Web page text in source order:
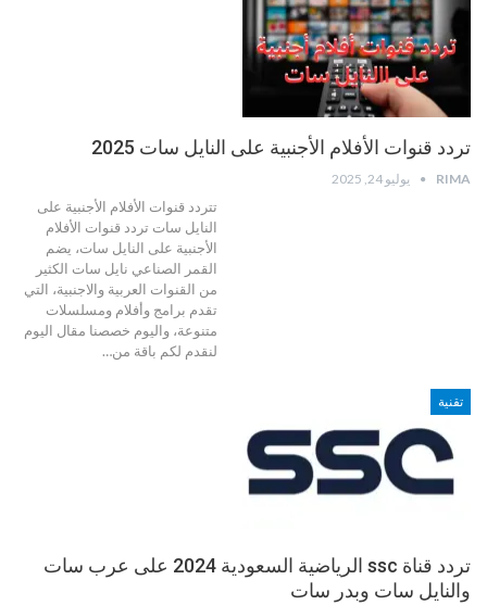
تردد قنوات الأفلام الأجنبية على النايل سات 2025
RIMA يوليو 24, 2025
تتردد قنوات الأفلام الأجنبية على
النايل سات تردد قنوات الأفلام
الأجنبية على النايل سات، يضم
القمر الصناعي نايل سات الكثير
من القنوات العربية والاجنبية، التي
تقدم برامج وأفلام ومسلسلات
متنوعة، واليوم خصصنا مقال اليوم
لنقدم لكم باقة من…
تقنية
تردد قناة ssc الرياضية السعودية 2024 على عرب سات
والنايل سات وبدر سات